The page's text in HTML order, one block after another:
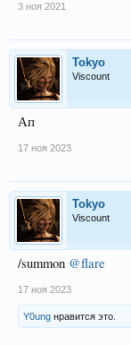
3 ноя 2021
Tokyo
Viscount
Ап
17 ноя 2023
Tokyo
Viscount
/summon @flare
17 ноя 2023
Y0ung нравится это.